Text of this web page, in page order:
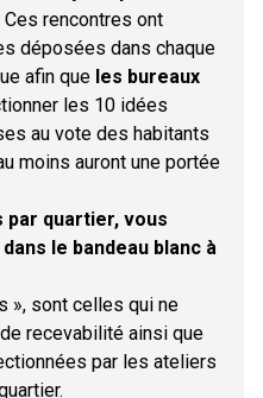
Ces rencontres ont
déposées dans chaque
afin que les bureaux
les 10 idées
au vote des habitants
moins auront une portée
quartier, vous
le bandeau blanc à
», sont celles qui ne
recevabilité ainsi que
par les ateliers